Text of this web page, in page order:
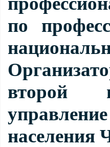
по
второй
населения